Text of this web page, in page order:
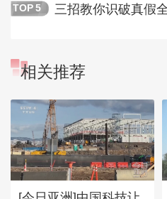
TOP 5 三招教你识破真假
相关推荐